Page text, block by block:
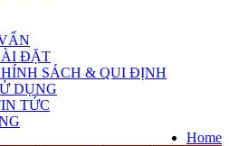
ĐẶT
SÁCH & QUI ĐỊNH
DỤNG
TỨC
Home